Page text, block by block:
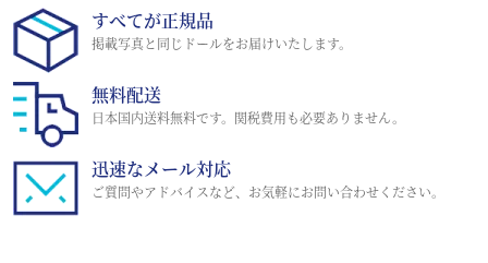
すべてが正規品
掲載写真と同じドールをお届けいたします。
無料配送
日本国内送料無料です。関税費用も必要ありません。
迅速なメール対応
ご質問やアドバイスなど、お気軽にお問い合わせください。